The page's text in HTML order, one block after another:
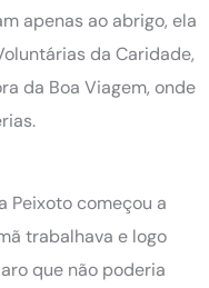
apenas ao abrigo, ela
da Caridade,
da Boa Viagem, onde
Peixoto começou a
trabalhava e logo
que não poderia